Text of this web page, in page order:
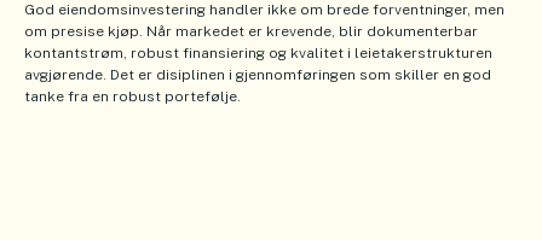
God eiendomsinvestering handler ikke om brede forventninger, men
om presise kjøp. Når markedet er krevende, blir dokumenterbar
kontantstrøm, robust finansiering og kvalitet i leietakerstrukturen
avgjørende. Det er disiplinen i gjennomføringen som skiller en god
tanke fra en robust portefølje.